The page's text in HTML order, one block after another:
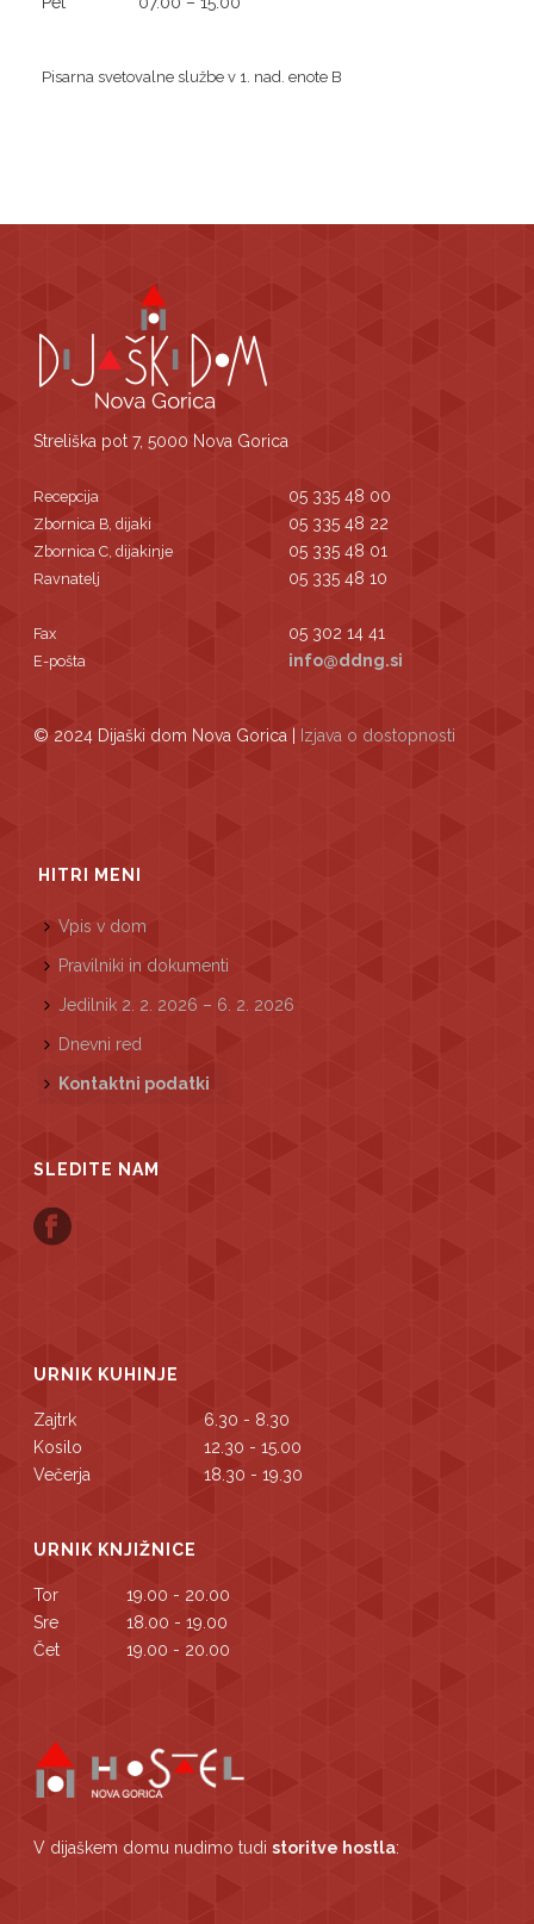
Pisarna svetovalne službe v 1. nad. enote B
Streliška pot 7, 5000 Nova Gorica
Recepcija 05 335 48 00
Zbornica B, dijaki 05 335 48 22
Zbornica C, dijakinje 05 335 48 01
Ravnatelj 05 335 48 10
Fax 05 302 14 41
E-pošta info@ddng.si
© 2024 Dijaški dom Nova Gorica | Izjava o dostopnosti
HITRI MENI
Vpis v dom
Pravilniki in dokumenti
Jedilnik 2. 2. 2026 – 6. 2. 2026
Dnevni red
Kontaktni podatki
SLEDITE NAM
URNIK KUHINJE
Zajtrk
6.30 - 8.30
Kosilo
12.30 - 15.00
Večerja
18.30 - 19.30
URNIK KNJIŽNICE
Tor
19.00 - 20.00
Sre
18.00 - 19.00
Čet
19.00 - 20.00
V dijaškem domu nudimo tudistoritve hostla: